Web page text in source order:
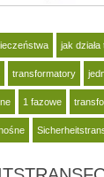
jak
transformatory
1 fazowe